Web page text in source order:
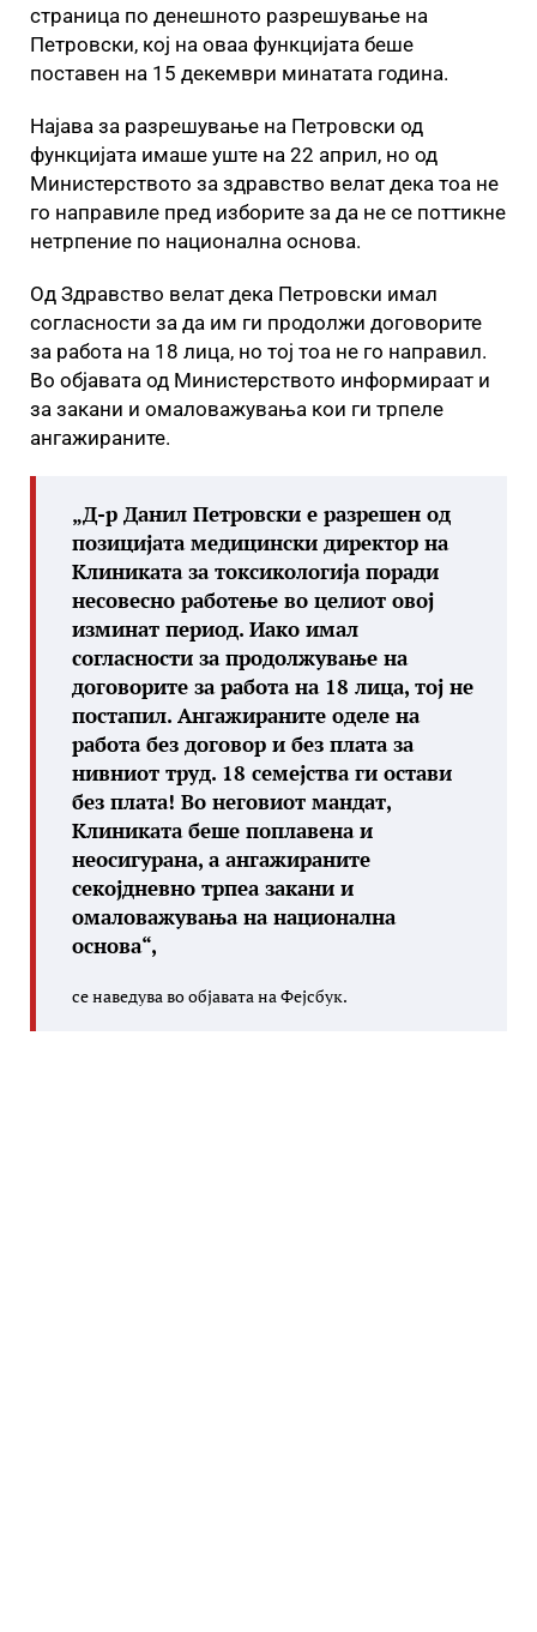
страница по денешното разрешување на
Петровски, кој на оваа функцијата беше
поставен на 15 декември минатата година.
Најава за разрешување на Петровски од
функцијата имаше уште на 22 април, но од
Министерството за здравство велат дека тоа не
го направиле пред изборите за да не се поттикне
нетрпение по национална основа.
Од Здравство велат дека Петровски имал
согласности за да им ги продолжи договорите
за работа на 18 лица, но тој тоа не го направил.
Во објавата од Министерството информираат и
за закани и омаловажувања кои ги трпеле
ангажираните.
„Д-р Данил Петровски е разрешен од
позицијата медицински директор на
Клиниката за токсикологија поради
несовесно работење во целиот овој
изминат период. Иако имал
согласности за продолжување на
договорите за работа на 18 лица, тој не
постапил. Ангажираните оделе на
работа без договор и без плата за
нивниот труд. 18 семејства ги остави
без плата! Во неговиот мандат,
Клиниката беше поплавена и
неосигурана, а ангажираните
секојдневно трпеа закани и
омаловажувања на национална
основа“,
се наведува во објавата на Фејсбук.